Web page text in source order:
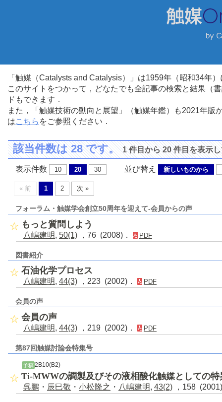
「触媒（Catalysts and Catalysis）」は1959年（昭和34年
このサイトをつかって，どなたでも全記事の検索と結果（
ドもできます．
また，「触媒技術の動向と展望」（触媒年鑑）も2021年
はこちら をご参照ください．
該当件数は 28 です。1 件目から 20 件目を表示
表示件数 10 20 30 並び替え 新しいものから
« 前 1 2 次 »
フォーラム・触媒学会創立50周年を迎えて-会員からの声
もっと質問しよう
八嶋建明, 50(1) ，76 (2008)． PDF
図書紹介
石油化学プロセス
八嶋建明, 44(3) ，223 (2002)． PDF
会員の声
会員の声
八嶋建明, 44(3) ，219 (2002)． PDF
第87回触媒討論会特集号
予稿 2B10(B2)
Ti-MWWの調製及びその液相酸化触媒としての特
呉鵬 ・ 辰巳敬 ・ 小松隆之 ・ 八嶋建明, 43(2) ，158